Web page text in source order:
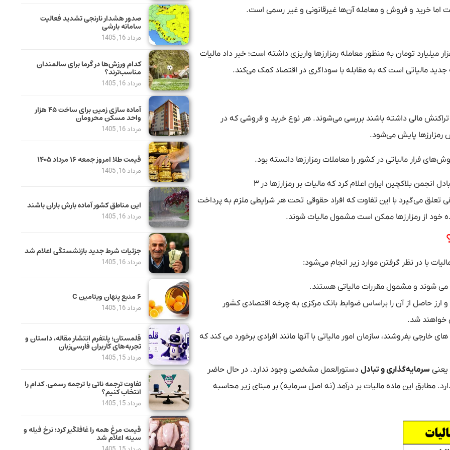
اما خرید و فروش و معامله آن‌ها غیرقانونی و غیر رسمی است.
سازمان امور مالیاتی با اشاره به درگاه پرداختی که اخیرا ۶ هزار میلیارد تومان به منظور معامله رمزارزها واریزی داشته است؛ خبر داد مالیات
مالیاتی است که به مقابله با سوداگری در اقتصاد کمک می‌کند.
مالی داشته باشند بررسی می‌شوند. هر نوع خرید و فروشی که در
پایش می‌شود.
فرار مالیاتی در کشور را معاملات رمزارزها دانسته بود.
یک ماه پس از این اظهار نظر، مهکامه شریف زاد رییس کارگروه تبادل انجمن بلاکچین ایران اعلام کرد که مالیات بر رمزارزها در ۳
می‌گیرد با این تفاوت که افراد حقوقی تحت هر شرایطی ملزم به پرداخت
خود از رمزارز‌ها ممکن است مشمول مالیات شوند.
با در نظر گرفتن موارد زیر انجام می‌شود:
می شوند و مشمول مقررات مالیاتی هستند.
ارز حاصل از آن را براساس ضوابط بانک مرکزی به چرخه اقتصادی کشور
خواهند شد.
خارجی بفروشند، سازمان امور مالیاتی با آنها مانند افرادی برخورد می کند که
سرمایه‌گذاری و تبادل دستورالعمل مشخصی وجود ندارد. در حال حاضر
دارد. مطابق این ماده مالیات بر درآمد (نه اصل سرمایه) بر مبنای زیر محاسبه
صدور هشدار نارنجی تشدید فعالیت
سامانه بارشی
مرداد 16, 1405
کدام ورزش‌ها در گرما برای سالمندان
مناسب‌ترند؟
مرداد 16, 1405
آماده سازی زمین برای ساخت ۴۵ هزار
واحد مسکن محرومان
مرداد 16, 1405
قیمت طلا امروز جمعه ۱۶ مرداد ۱۴۰۵
مرداد 16, 1405
این مناطق کشور آماده بارش باران باشند
مرداد 16, 1405
جزئیات شرط جدید بازنشستگی اعلام شد
مرداد 16, 1405
۶ منبع پنهان ویتامین C
مرداد 16, 1405
قلمستان؛ پلتفرم انتشار مقاله، داستان و
تجربه‌های کاربران فارسی‌زبان
مرداد 15, 1405
تفاوت ترجمه ناتی با ترجمه رسمی. کدام را
انتخاب کنیم؟
مرداد 15, 1405
قیمت مرغ همه را غافلگیر کرد؛ نرخ فیله و
سینه اعلام شد